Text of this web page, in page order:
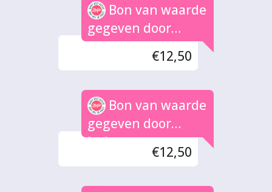
Bon van waarde
gegeven door
Stefanie
€12,50
Bon van waarde
gegeven door
Jerise
€12,50